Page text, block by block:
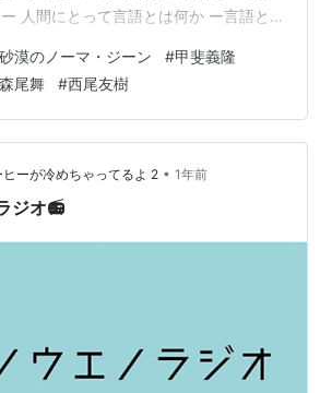
人間にとって言語とは何か ー言語と
。シドニーオリンピックの開幕を目前
ーストラリア北部の準州ノーザンテリ
ウィンで、四半世紀前に消滅したと考
ユーリア語の話者が発見される。先住
族、ユーリア族にルーツを持つ女性
砂漠のノーマ・ジーン #甲斐義隆
森尾舞 #西尾友樹
ーが冷めちゃってるよ 2 • 1年前
ジオ📻